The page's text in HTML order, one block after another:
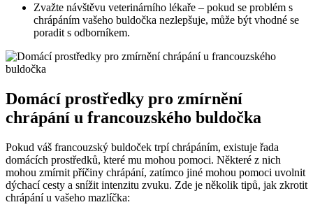
Zvažte návštěvu veterinárního lékaře – pokud se problém s
chrápáním vašeho buldočka nezlepšuje, může být vhodné se
poradit s odborníkem.
Domácí prostředky pro zmírnění
chrápání u francouzského buldočka
Pokud váš francouzský buldoček trpí chrápáním, existuje řada
domácích prostředků, které mu mohou pomoci. Některé z nich
mohou zmírnit příčiny chrápání, zatímco jiné mohou pomoci uvolnit
dýchací cesty a snížit intenzitu zvuku. Zde je několik tipů, jak zkrotit
chrápání u vašeho mazlíčka: